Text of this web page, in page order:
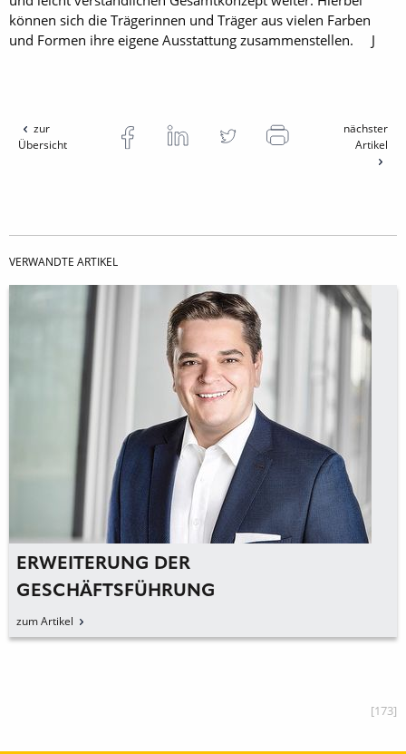
können sich die Trägerinnen und Träger aus vielen Farben
und Formen ihre eigene Ausstattung zusammenstellen. J
zur
Übersicht
nächster
Artikel
VERWANDTE ARTIKEL
ERWEITERUNG DER
GESCHÄFTSFÜHRUNG
zum Artikel
[173]